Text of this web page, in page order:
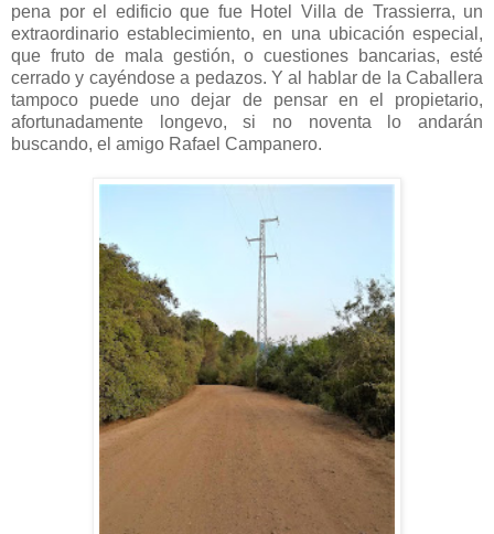
pena por el edificio que fue Hotel Villa de Trassierra, un
extraordinario establecimiento, en una ubicación especial,
que fruto de mala gestión, o cuestiones bancarias, esté
cerrado y cayéndose a pedazos. Y al hablar de la Caballera
tampoco puede uno dejar de pensar en el propietario,
afortunadamente longevo, si no noventa lo andarán
buscando, el amigo Rafael Campanero.